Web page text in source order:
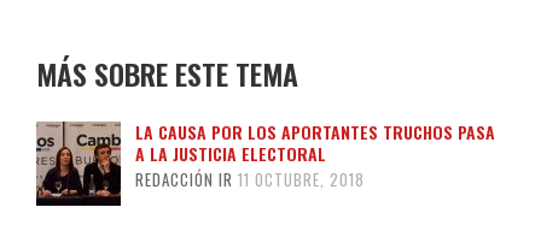
MÁS SOBRE ESTE TEMA
LA CAUSA POR LOS APORTANTES TRUCHOS PASA
A LA JUSTICIA ELECTORAL
REDACCIÓN IR 11 OCTUBRE, 2018